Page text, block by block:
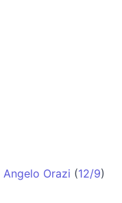
Angelo Orazi (12/9)